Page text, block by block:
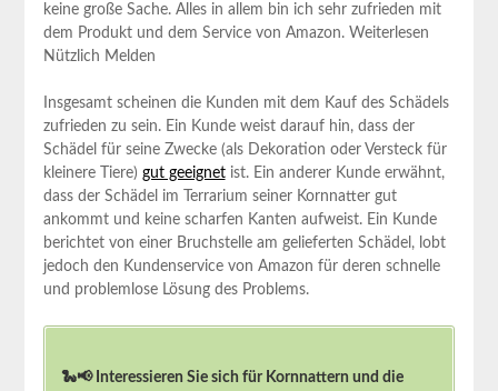
keine große Sache. Alles in ​allem bin ich ‌sehr zufrieden ⁣mit
dem⁣ Produkt und dem Service von ‌Amazon. Weiterlesen
Nützlich Melden
Insgesamt⁢ scheinen die Kunden mit dem Kauf des ⁤Schädels
zufrieden zu sein. Ein⁣ Kunde weist darauf hin, dass der
⁣Schädel für ‌seine Zwecke​ (als Dekoration oder⁢ Versteck für
kleinere Tiere) gut geeignet​ ist. Ein anderer ⁤Kunde erwähnt,
dass der Schädel im Terrarium seiner Kornnatter gut​
ankommt und keine ⁤scharfen Kanten‌ aufweist. Ein Kunde⁤
berichtet von einer⁢ Bruchstelle am gelieferten ‌Schädel, lobt
jedoch ‌den Kundenservice von Amazon für​ deren⁣ schnelle
und⁢ problemlose Lösung‍ des Problems.
🐍📢 Interessieren Sie sich für Kornnattern und die